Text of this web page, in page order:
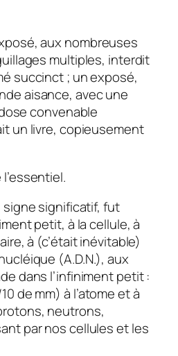
aux nombreuses
multiples, interdit
succinct ; un exposé,
aisance, avec une
convenable
un livre, copieusement
l’essentiel.
signe significatif, fut
petit, à la cellule, à
à (c’était inévitable)
(A.D.N.), aux
dans l’infiniment petit :
de mm) à l’atome et à
neutrons,
par nos cellules et les